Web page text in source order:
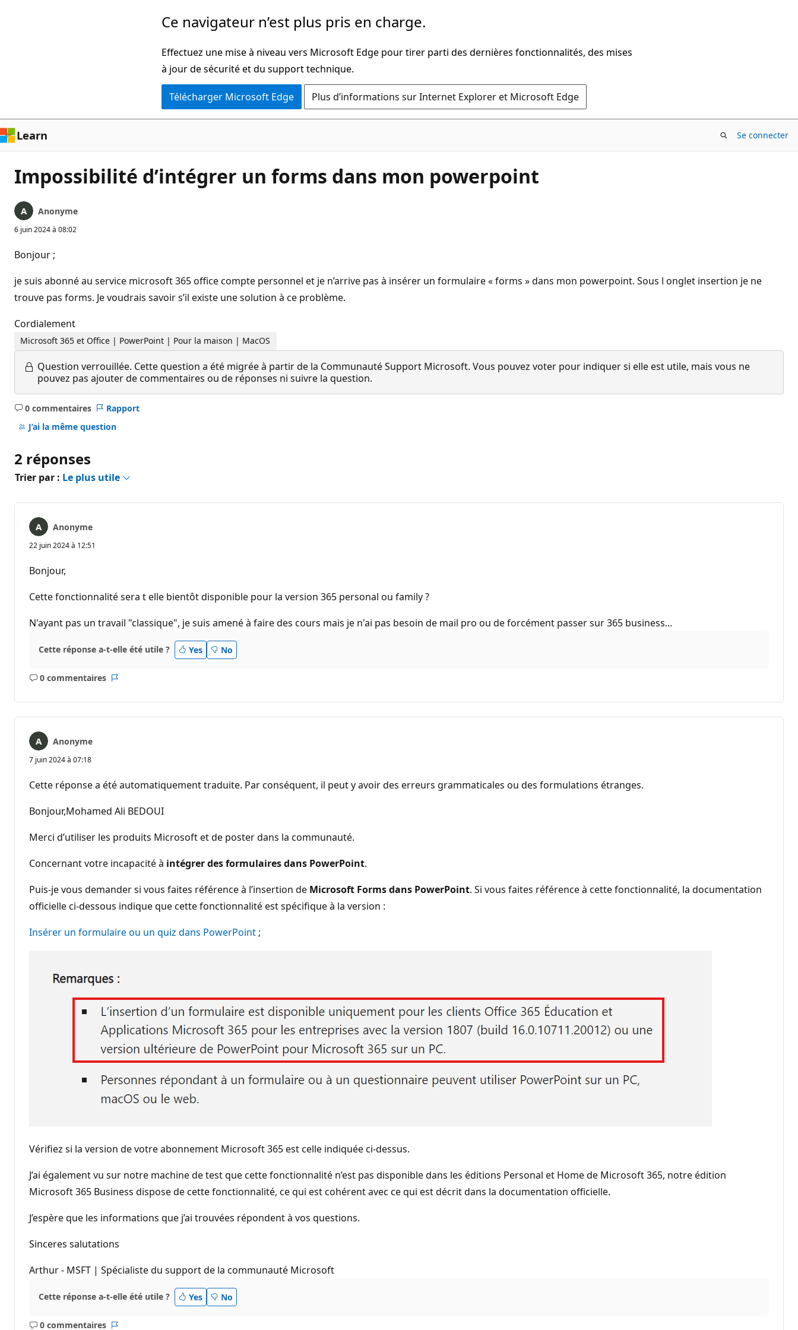
Ce navigateur n’est plus pris en charge.
Effectuez une mise à niveau vers Microsoft Edge pour tirer parti des dernières fonctionnalités, des mises
à jour de sécurité et du support technique.
Télécharger Microsoft Edge Plus d’informations sur Internet Explorer et Microsoft Edge
Learn Se connecter
Impossibilité d’intégrer un forms dans mon powerpoint
Anonyme
6 juin 2024 à 08:02
Bonjour ;
je suis abonné au service microsoft 365 office compte personnel et je n’arrive pas à insérer un formulaire « forms » dans mon powerpoint. Sous l onglet insertion je ne
trouve pas forms. Je voudrais savoir s’il existe une solution à ce problème.
Cordialement
Microsoft 365 et Office | PowerPoint | Pour la maison | MacOS
Question verrouillée. Cette question a été migrée à partir de la Communauté Support Microsoft. Vous pouvez voter pour indiquer si elle est utile, mais vous ne
pouvez pas ajouter de commentaires ou de réponses ni suivre la question.
0 commentaires
Aucun
commentaire
Rapport
J’ai la même question
2 réponses
Trier par : Le plus utile
Anonyme
22 juin 2024 à 12:51
Bonjour,
Cette fonctionnalité sera t elle bientôt disponible pour la version 365 personal ou family ?
N'ayant pas un travail "classique", je suis amené à faire des cours mais je n'ai pas besoin de mail pro ou de forcément passer sur 365 business...
Cette réponse a-t-elle été utile ? Yes No
0 commentaires
Aucun
Anonyme
7 juin 2024 à 07:18
Cette réponse a été automatiquement traduite. Par conséquent, il peut y avoir des erreurs grammaticales ou des formulations étranges.
Bonjour,Mohamed Ali BEDOUI
Merci d’utiliser les produits Microsoft et de poster dans la communauté.
Concernant votre incapacité à intégrer des formulaires dans PowerPoint.
Puis-je vous demander si vous faites référence à l’insertion de Microsoft Forms dans PowerPoint. Si vous faites référence à cette fonctionnalité, la documentation
officielle ci-dessous indique que cette fonctionnalité est spécifique à la version :
Insérer un formulaire ou un quiz dans PowerPoint ;
Vérifiez si la version de votre abonnement Microsoft 365 est celle indiquée ci-dessus.
J’ai également vu sur notre machine de test que cette fonctionnalité n’est pas disponible dans les éditions Personal et Home de Microsoft 365, notre édition
Microsoft 365 Business dispose de cette fonctionnalité, ce qui est cohérent avec ce qui est décrit dans la documentation officielle.
J’espère que les informations que j’ai trouvées répondent à vos questions.
Sinceres salutations
Arthur - MSFT | Spécialiste du support de la communauté Microsoft
Cette réponse a-t-elle été utile ? Yes No
0 commentaires